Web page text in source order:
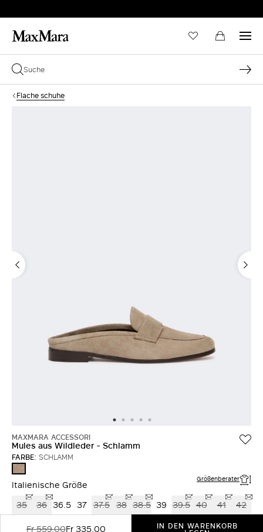
Flache schuhe
MAXMARA ACCESSORI
Mules aus Wildleder - Schlamm
FARBE: SCHLAMM
SCHLAMM
Italienische Größe Größenberater
35 36 36.5 37 37.5 38 38.5 39 39.5 40 41
42
Fr 559.00Fr 335.00 IN DEN WARENKORB